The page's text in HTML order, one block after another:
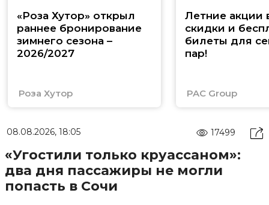
«Роза Хутор» открыл
раннее бронирование
зимнего сезона –
2026/2027
Роза Хутор
Летние акции
скидки и
билеты для
пар!
PAC Group
08.08.2026, 18:05 17499
«Угостили только круассаном»:
два дня пассажиры не могли
попасть в Сочи